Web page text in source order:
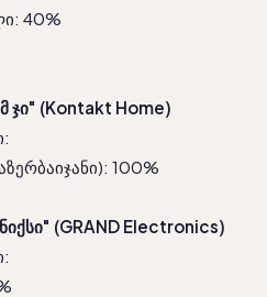
40%
ჯი" (Kontakt Home)
100%
(GRAND Electronics)